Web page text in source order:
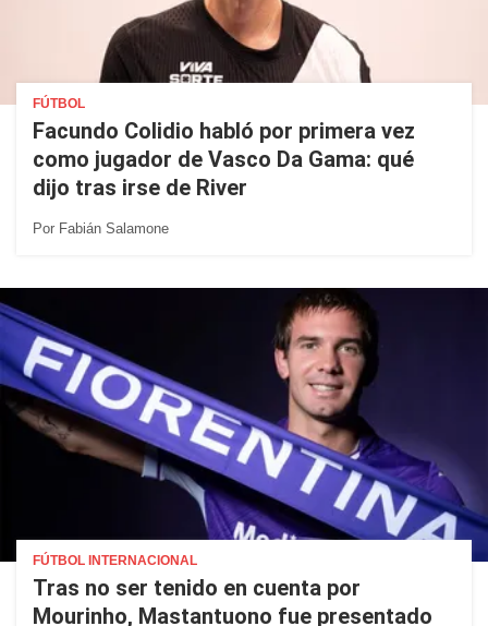
FÚTBOL
Facundo Colidio habló por primera vez
como jugador de Vasco Da Gama: qué
dijo tras irse de River
Por Fabián Salamone
FÚTBOL INTERNACIONAL
Tras no ser tenido en cuenta por
Mourinho, Mastantuono fue presentado